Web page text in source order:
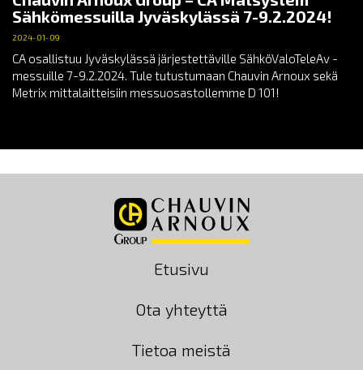
Sähkömessuilla Jyväskylässä 7-9.2.2024!
2024-01-09
CA osallistuu Jyväskylässä järjestettäville SähköValoTeleAv -
messuille 7-9.2.2024. Tule tutustumaan Chauvin Arnoux sekä
Metrix mittalaitteisiin messuosastollemme D 101!
Etusivu
Ota yhteyttä
Tietoa meistä